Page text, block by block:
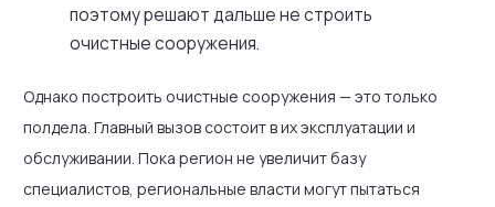
поэтому решают дальше не строить
очистные сооружения.
Однако построить очистные сооружения — это только
полдела. Главный вызов состоит в их эксплуатации и
обслуживании. Пока регион не увеличит базу
специалистов, региональные власти могут пытаться